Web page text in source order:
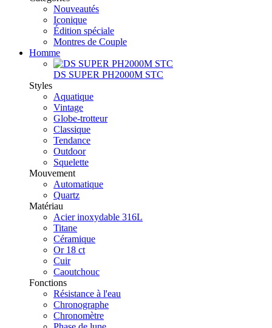
Nouveautés
Iconique
Édition spéciale
Montres de Couple
Homme
DS SUPER PH2000M STC
Styles
Aquatique
Vintage
Globe-trotteur
Classique
Tendance
Outdoor
Squelette
Mouvement
Automatique
Quartz
Matériau
Acier inoxydable 316L
Titane
Céramique
Or 18 ct
Cuir
Caoutchouc
Fonctions
Résistance à l'eau
Chronographe
Chronomètre